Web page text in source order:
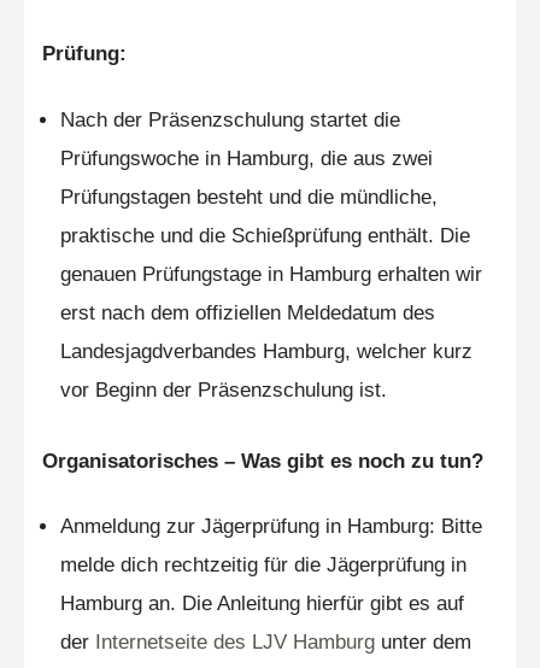
Prüfung:
Nach der Präsenzschulung startet die
Prüfungswoche in Hamburg, die aus zwei
Prüfungstagen besteht und die mündliche,
praktische und die Schießprüfung enthält. Die
genauen Prüfungstage in Hamburg erhalten wir
erst nach dem offiziellen Meldedatum des
Landesjagdverbandes Hamburg, welcher kurz
vor Beginn der Präsenzschulung ist.
Organisatorisches – Was gibt es noch zu tun?
Anmeldung zur Jägerprüfung in Hamburg: Bitte
melde dich rechtzeitig für die Jägerprüfung in
Hamburg an. Die Anleitung hierfür gibt es auf
der Internetseite des LJV Hamburg unter dem